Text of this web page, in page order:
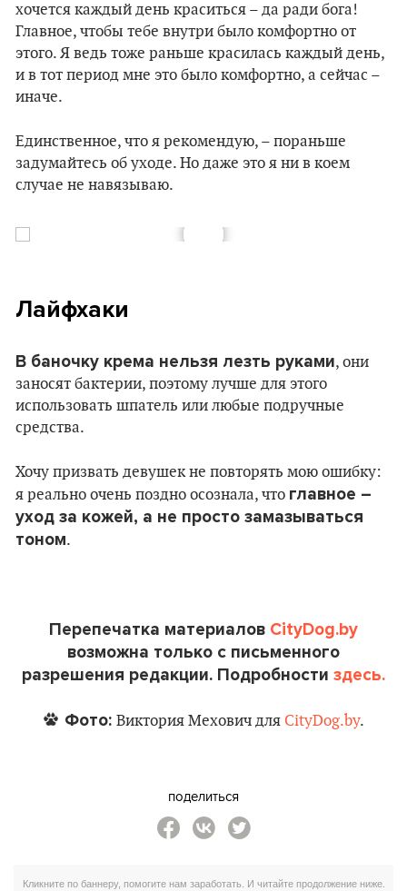
хочется каждый день краситься – да ради бога!
Главное, чтобы тебе внутри было комфортно от
этого. Я ведь тоже раньше красилась каждый день,
и в тот период мне это было комфортно, а сейчас –
иначе.
Единственное, что я рекомендую, – пораньше
задумайтесь об уходе. Но даже это я ни в коем
случае не навязываю.
Лайфхаки
В баночку крема нельзя лезть руками, они
заносят бактерии, поэтому лучше для этого
использовать шпатель или любые подручные
средства.
Хочу призвать девушек не повторять мою ошибку:
я реально очень поздно осознала, что главное –
уход за кожей, а не просто замазываться
тоном.
Перепечатка материалов CityDog.by
возможна только с письменного
разрешения редакции. Подробности здесь.
Фото: Виктория Мехович для CityDog.by.
поделиться